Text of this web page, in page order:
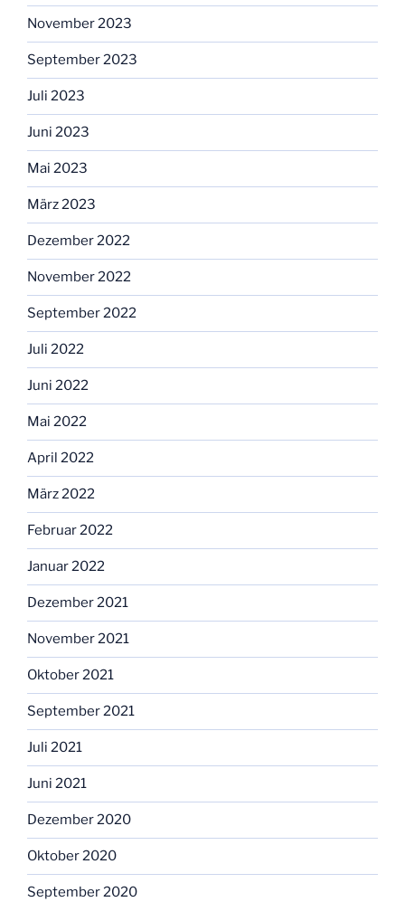
November 2023
September 2023
Juli 2023
Juni 2023
Mai 2023
März 2023
Dezember 2022
November 2022
September 2022
Juli 2022
Juni 2022
Mai 2022
April 2022
März 2022
Februar 2022
Januar 2022
Dezember 2021
November 2021
Oktober 2021
September 2021
Juli 2021
Juni 2021
Dezember 2020
Oktober 2020
September 2020